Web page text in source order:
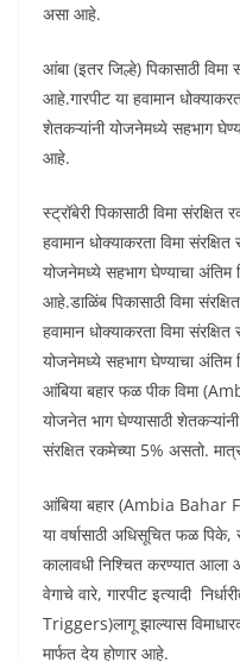
असा आहे.
आंबा (इतर जिल्हे) पिकासाठी
आहे.गारपीट या हवामान
शेतकऱ्यांनी योजनेमध्ये सहभाग
आहे.
स्ट्रॉबेरी पिकासाठी विमा
हवामान धोक्याकरता विमा
योजनेमध्ये सहभाग घेण्याचा
आहे.डाळिंब पिकासाठी विमा
हवामान धोक्याकरता विमा
योजनेमध्ये सहभाग घेण्याचा
आंबिया बहार फळ पीक विमा
योजनेत भाग घेण्यासाठी शेतकऱ्यांनी
संरक्षित रकमेच्या 5% असतो.
आंबिया बहार (Ambia
या वर्षासाठी अधिसूचित फळ पिके,
कालावधी निश्चित करण्यात
वेगाचे वारे, गारपीट इत्यादी
Triggers)लागू झाल्यास
मार्फत देय होणार आहे.